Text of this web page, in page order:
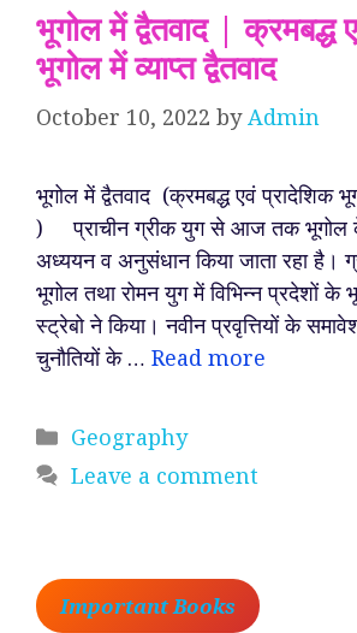
भूगोल में द्वैतवाद | क्रमबद्ध
भूगोल में व्याप्त द्वैतवाद
October 10, 2022 byAdmin
भूगोल में द्वैतवाद (क्रमबद्ध एवं प्रादेशिक
) प्राचीन ग्रीक युग से आज तक भूगोल के
अध्ययन व अनुसंधान किया जाता रहा है।
भूगोल तथा रोमन युग में विभिन्न प्रदेशों के
स्ट्रेबो ने किया। नवीन प्रवृत्तियों के
चुनौतियों के … Read more
Categories
Geography
Leave a comment
Important Books